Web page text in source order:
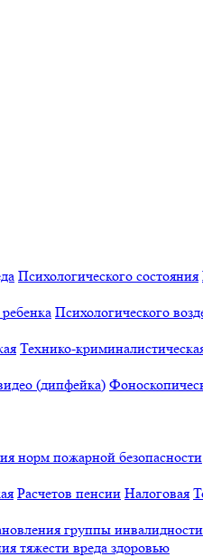
Психологического состояния
Психологического
Технико-
(дипфейка)
норм пожарной безопасности
Расчетов пенсии Налоговая
группы инвалидности
тяжести вреда здоровью